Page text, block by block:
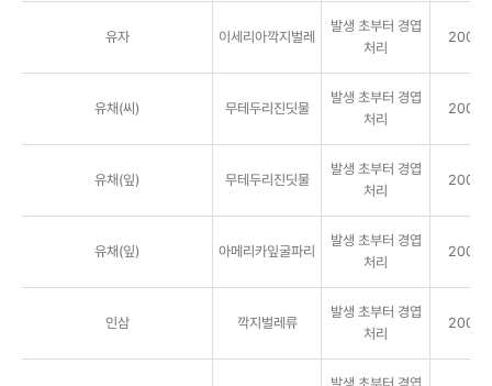
유자 이세리아깍지벌레
발생 초부터 경엽
처리
2000
유채(씨) 무테두리진딧물
발생 초부터 경엽
처리
2000
유채(잎) 무테두리진딧물
발생 초부터 경엽
처리
2000
유채(잎) 아메리카잎굴파리
발생 초부터 경엽
처리
2000
인삼 깍지벌레류
발생 초부터 경엽
처리
2000